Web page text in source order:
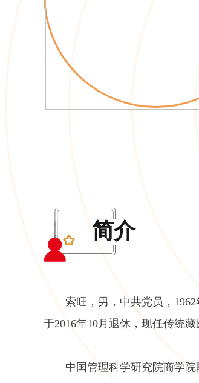
简介
索旺，男，中共党员，
于2016年10月退休，现任传统
中国管理科学研究院商学